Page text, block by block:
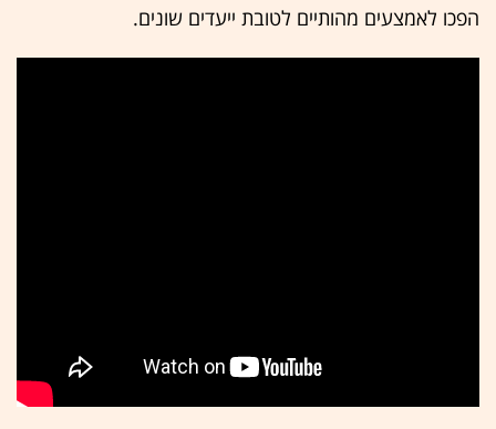
הפכו לאמצעים מהותיים לטובת ייעדים שונים.